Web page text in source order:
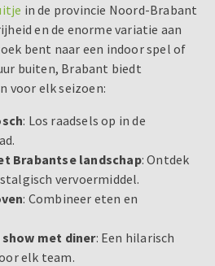
in de provincie Noord-Brabant
en de enorme variatie aan
bent naar een indoor spel of
buiten, Brabant biedt
voor elk seizoen:
: Los raadsels op in de
Brabantse landschap: Ontdek
vervoermiddel.
: Combineer eten en
met diner: Een hilarisch
elk team.